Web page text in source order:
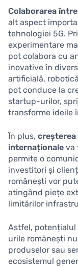
Colaborarea
alt aspect
tehnologiei 5G.
experimentare
pot colabora cu
inovative în
artificială,
pot conduce la
startup-urilor,
transforme ideile
În plus, creșterea
internaționale va
permite o
investitori și
românești vor
atingând piețe
limitărilor
Astfel,
urile românești
produselor sau
ecosistemul